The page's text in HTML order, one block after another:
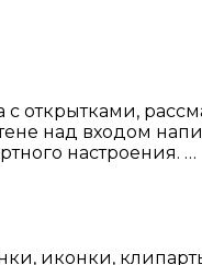
с открытками,
над входом
настроения. …
иконки,